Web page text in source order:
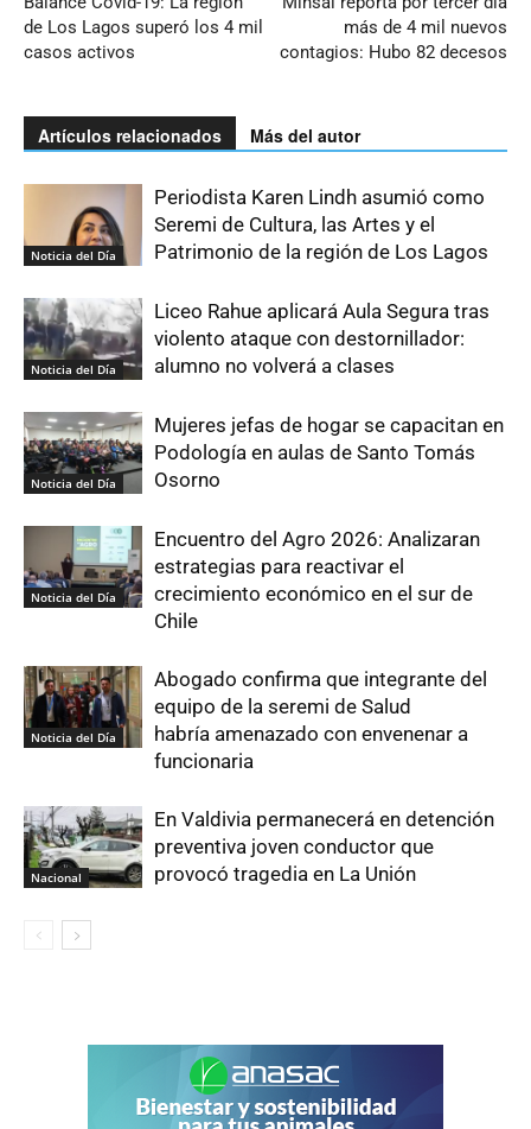
de Los Lagos superó los 4 mil
casos activos
más de 4 mil nuevos
contagios: Hubo 82 decesos
Artículos relacionados Más del autor
Noticia del Día
Periodista Karen Lindh asumió como
Seremi de Cultura, las Artes y el
Patrimonio de la región de Los Lagos
Noticia del Día
Liceo Rahue aplicará Aula Segura tras
violento ataque con destornillador:
alumno no volverá a clases
Noticia del Día
Mujeres jefas de hogar se capacitan en
Podología en aulas de Santo Tomás
Osorno
Noticia del Día
Encuentro del Agro 2026: Analizaran
estrategias para reactivar el
crecimiento económico en el sur de
Chile
Noticia del Día
Abogado confirma que integrante del
equipo de la seremi de Salud
habría amenazado con envenenar a
funcionaria
Nacional
En Valdivia permanecerá en detención
preventiva joven conductor que
provocó tragedia en La Unión